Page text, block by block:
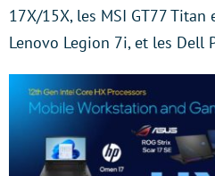
17X/15X, les MSI GT77 Titan
Lenovo Legion 7i, et les Dell